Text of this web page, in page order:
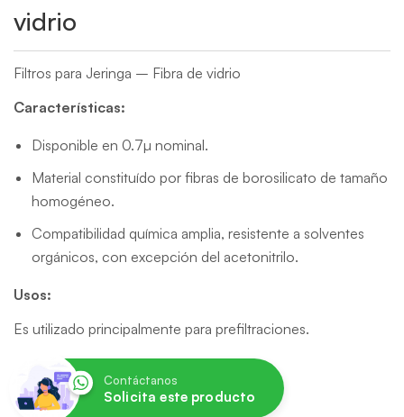
vidrio
Filtros para Jeringa – Fibra de vidrio
Características:
Disponible en 0.7µ nominal.
Material constituído por fibras de borosilicato de tamaño
homogéneo.
Compatibilidad química amplia, resistente a solventes
orgánicos, con excepción del acetonitrilo.
Usos:
Es utilizado principalmente para prefiltraciones.
Contáctanos
Solicita este producto